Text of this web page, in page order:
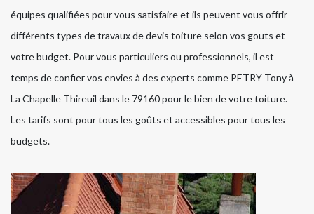
équipes qualifiées pour vous satisfaire et ils peuvent vous offrir
différents types de travaux de devis toiture selon vos gouts et
votre budget. Pour vous particuliers ou professionnels, il est
temps de confier vos envies à des experts comme PETRY Tony à
La Chapelle Thireuil dans le 79160 pour le bien de votre toiture.
Les tarifs sont pour tous les goûts et accessibles pour tous les
budgets.